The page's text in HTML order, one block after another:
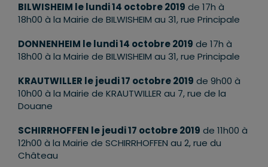
BILWISHEIM le lundi 14 octobre 2019 de 17h à
18h00 à la Mairie de BILWISHEIM au 31, rue Principale
DONNENHEIM le lundi 14 octobre 2019 de 17h à
18h00 à la Mairie de BILWISHEIM au 31, rue Principale
KRAUTWILLER le jeudi 17 octobre 2019 de 9h00 à
10h00 à la Mairie de KRAUTWILLER au 7, rue de la
Douane
SCHIRRHOFFEN le jeudi 17 octobre 2019 de 11h00 à
12h00 à la Mairie de SCHIRRHOFFEN au 2, rue du
Château